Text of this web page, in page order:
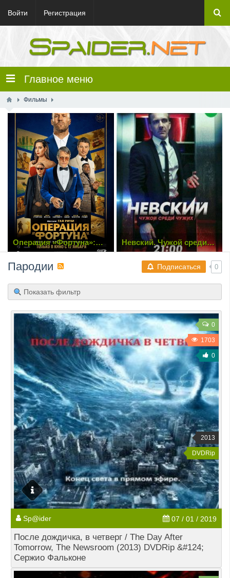
Войти Регистрация
Главное меню
Фильмы
Невский. Чужой среди
чужих [3 Сезон. 1-4 из 20]
Бруклин 9-9 / Brooklyn
Nine-Nine [6 Сезон. 1-4 из
22] (2018) WEB-DLRip |
Подписаться 0
Пародии
Показать фильтр
0
1703
0
2013
DVDRip
Sp@ider 07 / 01 / 2019
После дождичка, в четверг / The Day After
Tomorrow, The Newsroom (2013) DVDRip &#124;
Сержио Фальконе